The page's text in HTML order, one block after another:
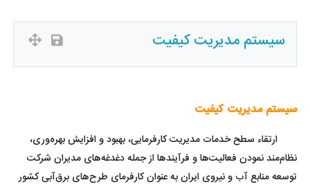
سیستم مدیریت کیفیت
سیستم مدیریت کیفیت
ارتقاء سطح خدمات مدیریت کارفرمایی، بهبود و افزایش بهره‌وری،
نظام‌مند نمودن فعالیت‌ها و فرآیندها از جمله دغدغه‌های مدیران شرکت
توسعه منابع آب و نیروی ایران به عنوان کارفرمای طرح‌های برق‌آبی کشور